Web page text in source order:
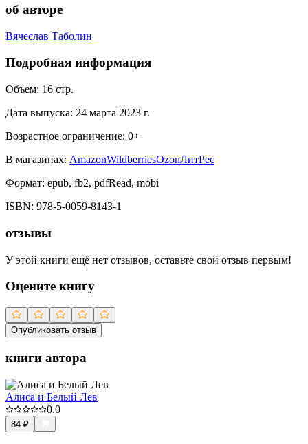
об авторе
Вячеслав Таболин
Подробная информация
Объем: 16 стр.
Дата выпуска: 24 марта 2023 г.
Возрастное ограничение: 0+
В магазинах: AmazonWildberriesOzonЛитРес
Формат: epub, fb2, pdfRead, mobi
ISBN: 978-5-0059-8143-1
отзывы
У этой книги ещё нет отзывов, оставьте свой отзыв первым!
Оцените книгу
Опубликовать отзыв
книги автора
Алиса и Белый Лев
0.0
84 ₽